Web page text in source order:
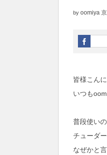
by oomiya
皆様こんに
いつも
普段使い
チューダ
なぜかと